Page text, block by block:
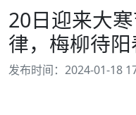
20日迎来大
律，梅柳待阳
发布时间：2024-01-18